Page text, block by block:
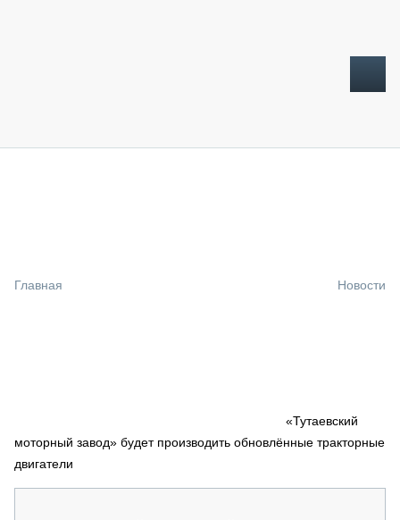
СПЕЦПРОЕКТЫ
МЕРОПРИЯТИЯ
СТАТЬИ ПО КАТЕГОРИЯМ ТЕХНИКИ
Главная Новости
«Тутаевский
моторный завод» будет производить обновлённые тракторные
двигатели